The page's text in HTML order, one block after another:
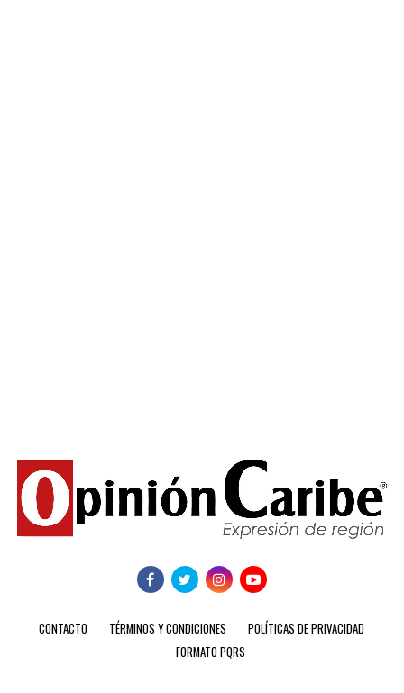
CONTACTO TÉRMINOS Y CONDICIONES
POLÍTICAS DE PRIVACIDAD
FORMATO PQRS